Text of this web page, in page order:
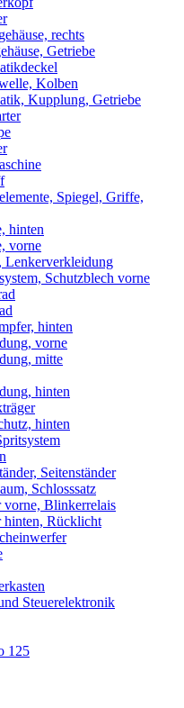
rechts
Getriebe
Kolben
Kupplung, Getriebe
Spiegel, Griffe,
hinten
vorne
Lenkerverkleidung
Schutzblech vorne
hinten
vorne
mitte
hinten
hinten
Seitenständer
Schlosssatz
Blinkerrelais
Rücklicht
Steuerelektronik
125